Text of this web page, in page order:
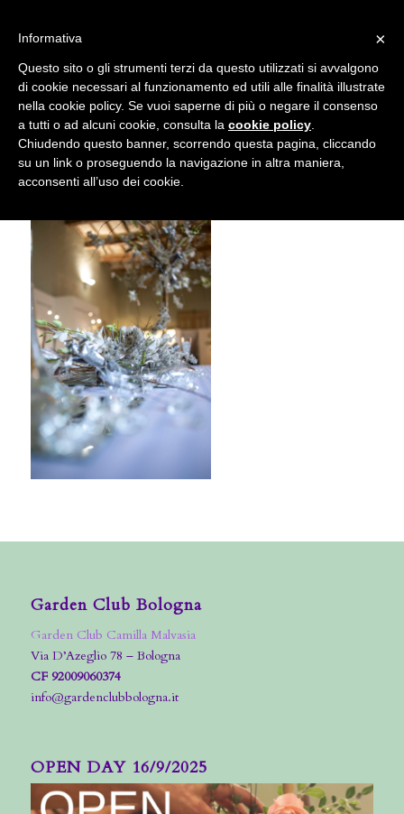
NIK_5965
Garden Club Bologna
Garden Club Camilla Malvasia
Via D’Azeglio 78 – Bologna
CF 92009060374
info@gardenclubbologna.it
OPEN DAY 16/9/2025
accetta l'uso dei cookies previsto nella pagina dedicata.
Fai clic per abilitare/disabilitare il tracciamento di
Google Analytics.
OK Privacy e cookie policy
×
Informativa
Questo sito o gli strumenti terzi da questo utilizzati si avvalgono
di cookie necessari al funzionamento ed utili alle finalità illustrate
nella cookie policy. Se vuoi saperne di più o negare il consenso
a tutti o ad alcuni cookie, consulta la cookie policy
Chiudendo questo banner, scorrendo questa pagina, cliccando
su un link o proseguendo la navigazione in altra maniera,
acconsenti all’uso dei cookie.